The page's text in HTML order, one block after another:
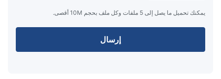
يمكنك تحميل ما يصل إلى 5 ملفات وكل ملف بحجم 10M أقصى.
إرسال